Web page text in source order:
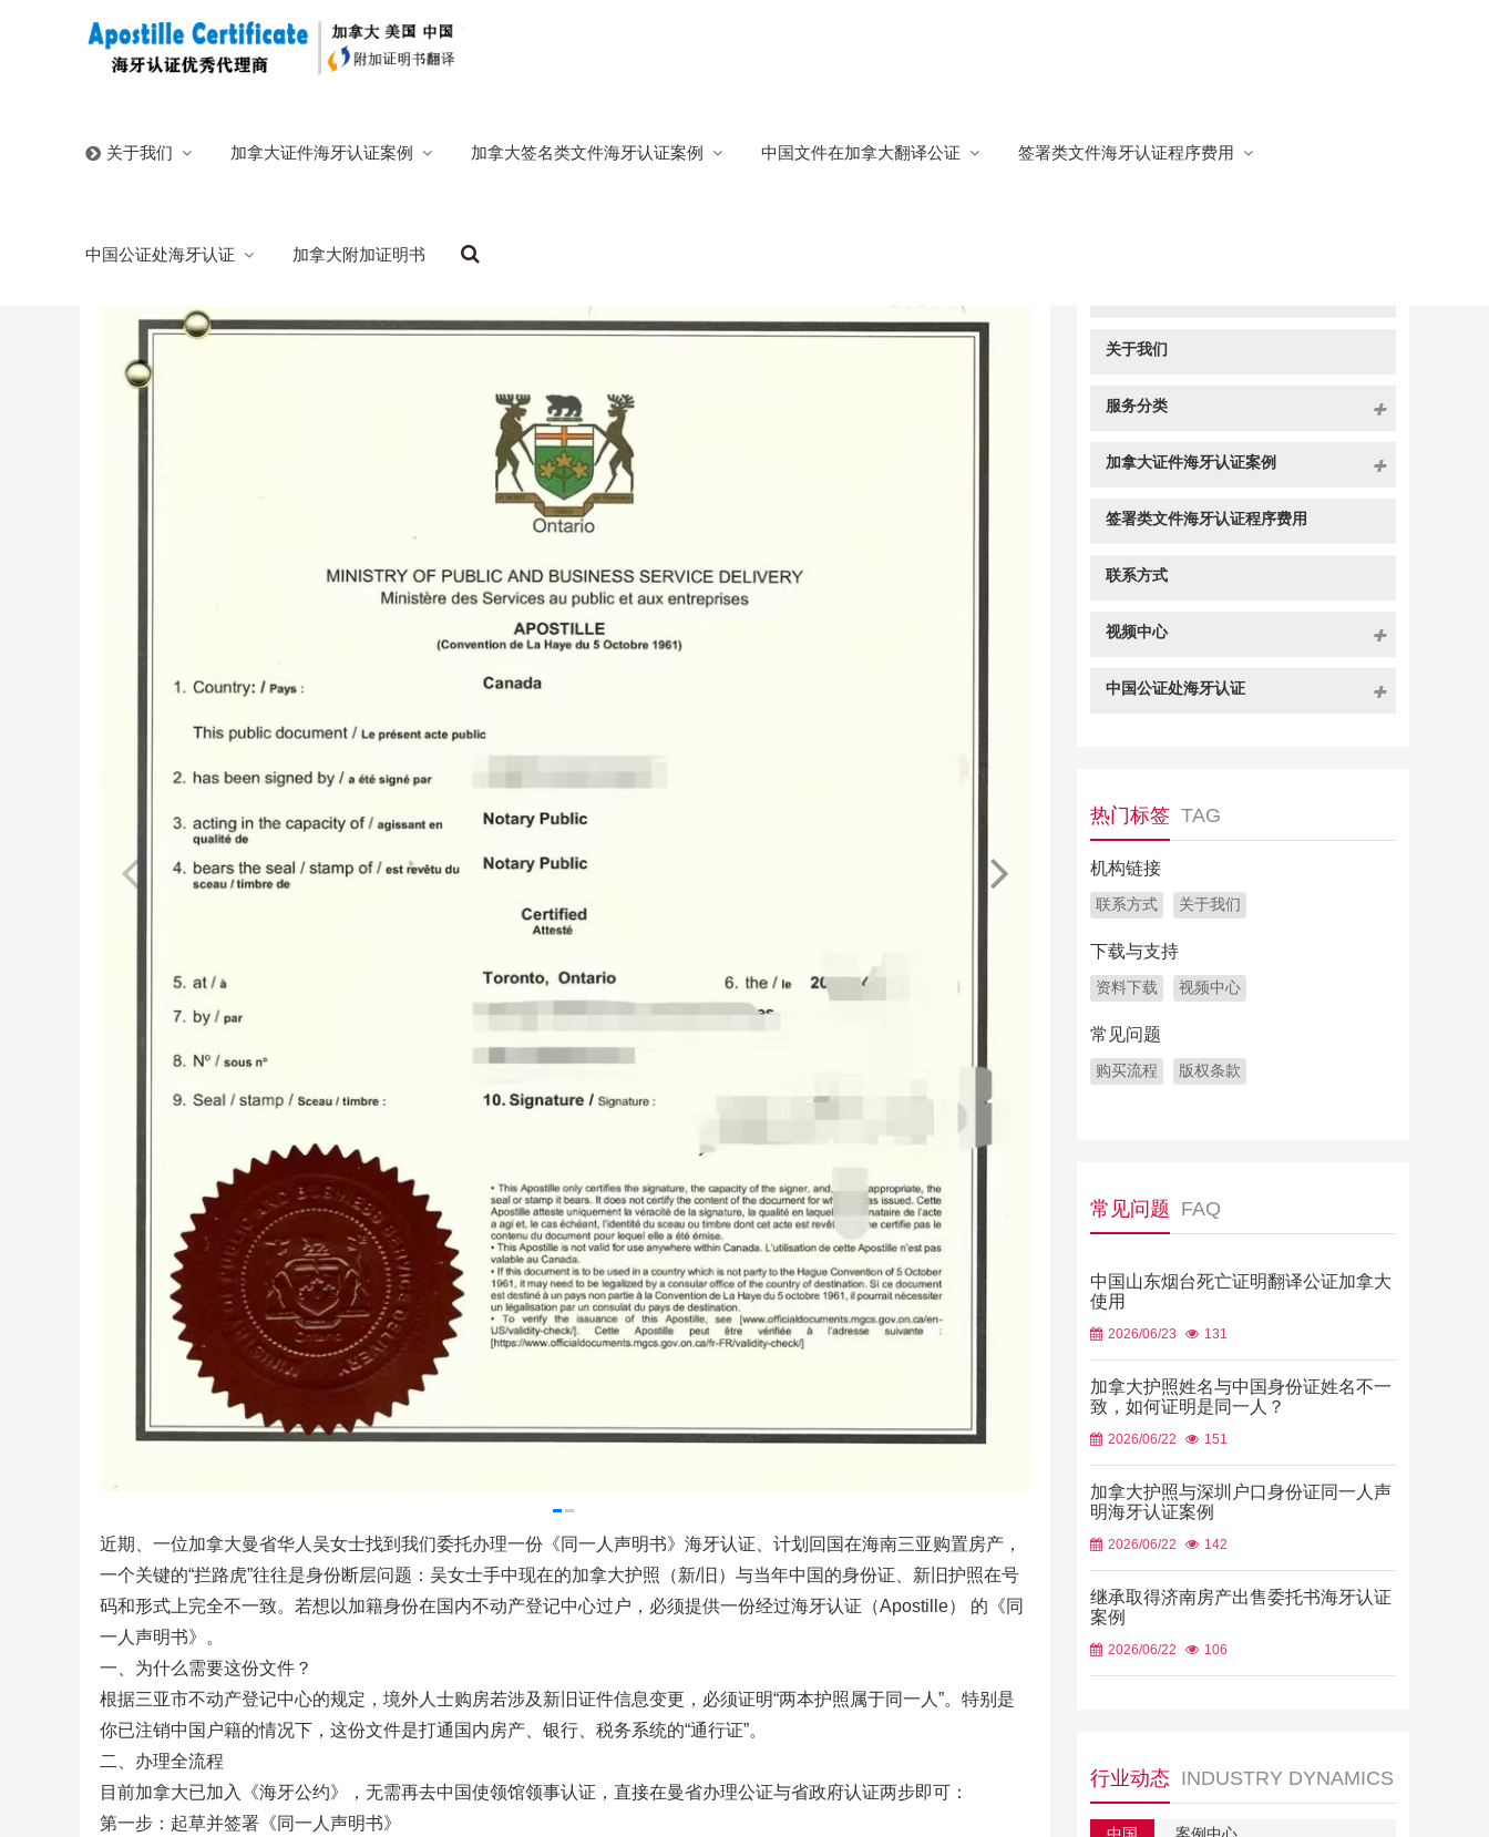
关于我们 加拿大证件海牙认证案例 加拿大签名类文件海牙认证案例 中国文件在加拿大翻译公证 签署类文件海牙认证程序费用
中国公证处海牙认证 加拿大附加证明书
2026/05/19 分类: 官方博客 160
近期、一位加拿大曼省华人吴女士找到我们委托办理一份《同一人声明书》海牙认证、计划回国在海南三亚购置房产，
一个关键的“拦路虎”往往是身份断层问题：吴女士手中现在的加拿大护照（新/旧）与当年中国的身份证、新旧护照在号
码和形式上完全不一致。若想以加籍身份在国内不动产登记中心过户，必须提供一份经过海牙认证（Apostille） 的《同
一人声明书》。
一、为什么需要这份文件？
根据三亚市不动产登记中心的规定，境外人士购房若涉及新旧证件信息变更，必须证明“两本护照属于同一人”。特别是
你已注销中国户籍的情况下，这份文件是打通国内房产、银行、税务系统的“通行证”。
二、办理全流程
目前加拿大已加入《海牙公约》，无需再去中国使领馆领事认证，直接在曼省办理公证与省政府认证两步即可：
第一步：起草并签署《同一人声明书》
关于我们
服务分类
加拿大证件海牙认证案例
签署类文件海牙认证程序费用
联系方式
视频中心
中国公证处海牙认证
热门标签 TAG
机构链接
联系方式 关于我们
下载与支持
资料下载 视频中心
常见问题
购买流程 版权条款
常见问题 FAQ
中国山东烟台死亡证明翻译公证加拿大
使用
2026/06/23 131
加拿大护照姓名与中国身份证姓名不一
致，如何证明是同一人？
2026/06/22 151
加拿大护照与深圳户口身份证同一人声
明海牙认证案例
2026/06/22 142
继承取得济南房产出售委托书海牙认证
案例
2026/06/22 106
行业动态 INDUSTRY DYNAMICS